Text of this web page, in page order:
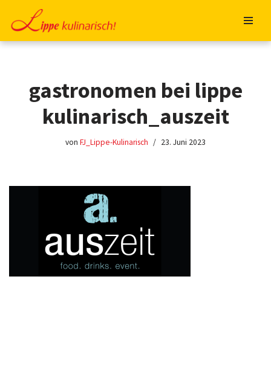
Zum
Inhalt
gastronomen bei lippe
kulinarisch_auszeit
von FJ_Lippe-Kulinarisch 23. Juni 2023